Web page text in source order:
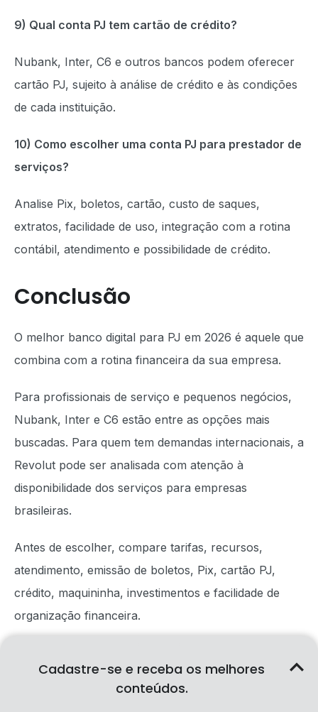
9) Qual conta PJ tem cartão de crédito?
Nubank, Inter, C6 e outros bancos podem oferecer
cartão PJ, sujeito à análise de crédito e às condições
de cada instituição.
10) Como escolher uma conta PJ para prestador de
serviços?
Analise Pix, boletos, cartão, custo de saques,
extratos, facilidade de uso, integração com a rotina
contábil, atendimento e possibilidade de crédito.
Conclusão
O melhor banco digital para PJ em 2026 é aquele que
combina com a rotina financeira da sua empresa.
Para profissionais de serviço e pequenos negócios,
Nubank, Inter e C6 estão entre as opções mais
buscadas. Para quem tem demandas internacionais, a
Revolut pode ser analisada com atenção à
disponibilidade dos serviços para empresas
brasileiras.
Antes de escolher, compare tarifas, recursos,
atendimento, emissão de boletos, Pix, cartão PJ,
crédito, maquininha, investimentos e facilidade de
organização financeira.
para PJ: como escolher o melhor para profissionais
Cadastre-se e receba os melhores
conteúdos.